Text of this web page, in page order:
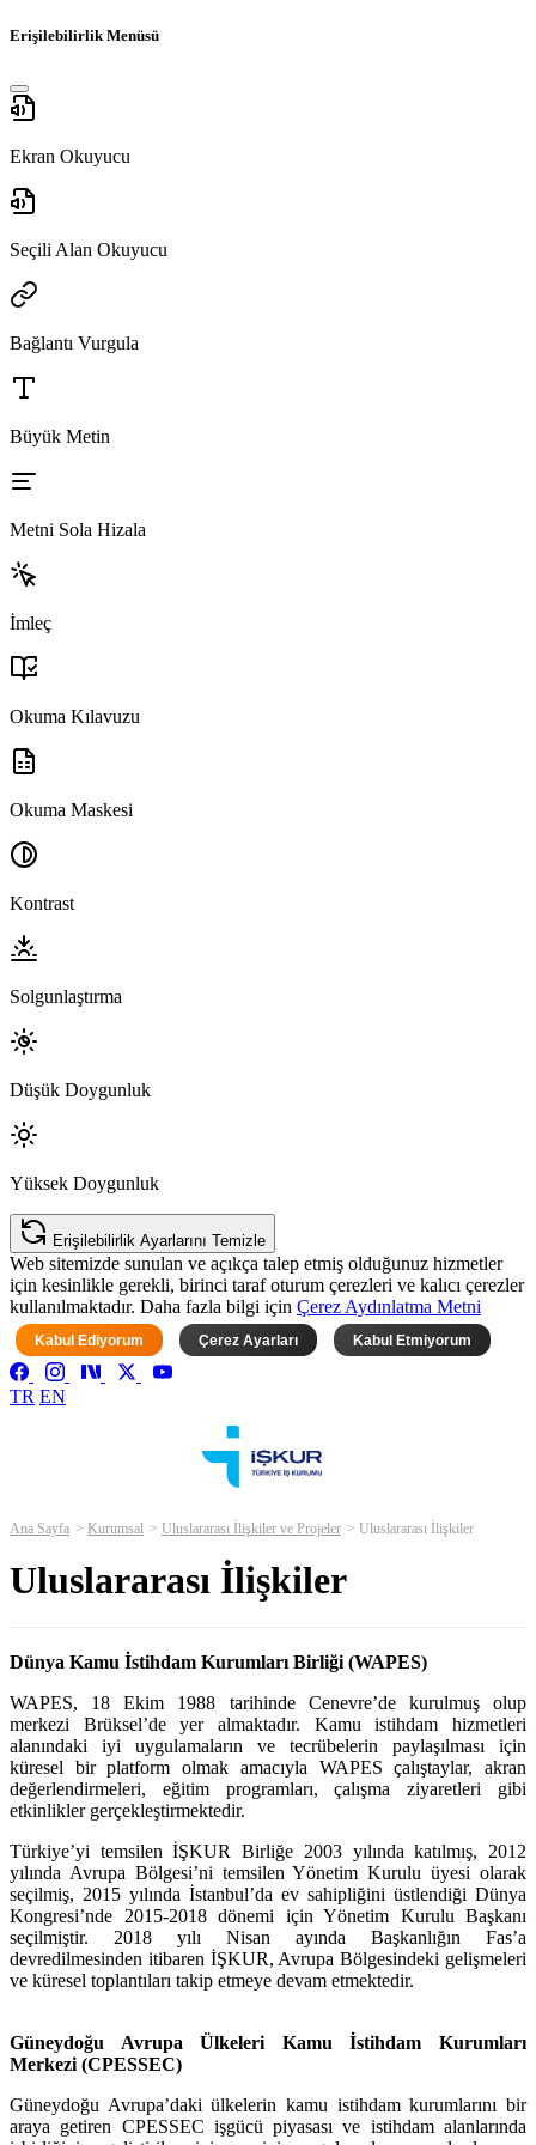
Erişilebilirlik Menüsü
Ekran Okuyucu
Seçili Alan Okuyucu
Bağlantı Vurgula
Büyük Metin
Metni Sola Hizala
İmleç
Okuma Kılavuzu
Okuma Maskesi
Kontrast
Solgunlaştırma
Düşük Doygunluk
Yüksek Doygunluk
Erişilebilirlik Ayarlarını Temizle
Web sitemizde sunulan ve açıkça talep etmiş olduğunuz hizmetler
için kesinlikle gerekli, birinci taraf oturum çerezleri ve kalıcı çerezler
kullanılmaktadır. Daha fazla bilgi için Çerez Aydınlatma Metni
Kabul Ediyorum Çerez Ayarları Kabul Etmiyorum
TR EN
Ana Sayfa Kurumsal Uluslararası İlişkiler ve Projeler Uluslararası İlişkiler
Uluslararası İlişkiler
Dünya Kamu İstihdam Kurumları Birliği (WAPES)
WAPES, 18 Ekim 1988 tarihinde Cenevre’de kurulmuş olup
merkezi Brüksel’de yer almaktadır. Kamu istihdam hizmetleri
alanındaki iyi uygulamaların ve tecrübelerin paylaşılması için
küresel bir platform olmak amacıyla WAPES çalıştaylar, akran
değerlendirmeleri, eğitim programları, çalışma ziyaretleri gibi
etkinlikler gerçekleştirmektedir.
Türkiye’yi temsilen İŞKUR Birliğe 2003 yılında katılmış, 2012
yılında Avrupa Bölgesi’ni temsilen Yönetim Kurulu üyesi olarak
seçilmiş, 2015 yılında İstanbul’da ev sahipliğini üstlendiği Dünya
Kongresi’nde 2015-2018 dönemi için Yönetim Kurulu Başkanı
seçilmiştir. 2018 yılı Nisan ayında Başkanlığın Fas’a
devredilmesinden itibaren İŞKUR, Avrupa Bölgesindeki gelişmeleri
ve küresel toplantıları takip etmeye devam etmektedir.
Güneydoğu Avrupa Ülkeleri Kamu İstihdam Kurumları
Merkezi (CPESSEC)
Güneydoğu Avrupa’daki ülkelerin kamu istihdam kurumlarını bir
araya getiren CPESSEC işgücü piyasası ve istihdam alanlarında